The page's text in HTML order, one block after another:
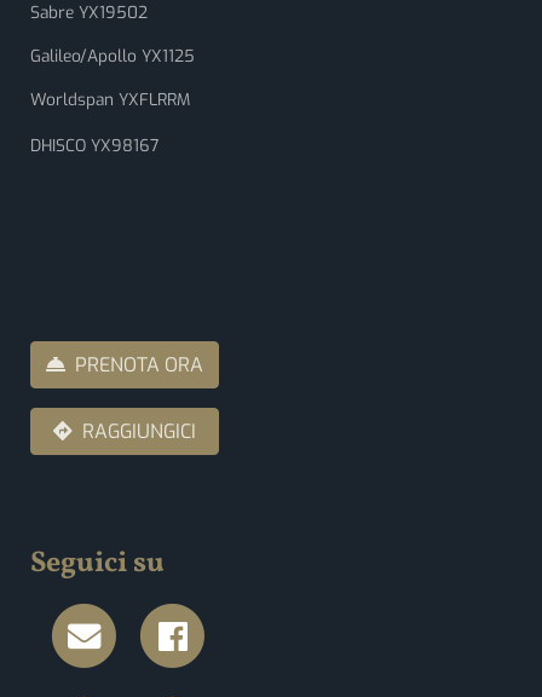
Sabre YX19502
Galileo/Apollo YX1125
Worldspan YXFLRRM
DHISCO YX98167
PRENOTA ORA
RAGGIUNGICI
Seguici su